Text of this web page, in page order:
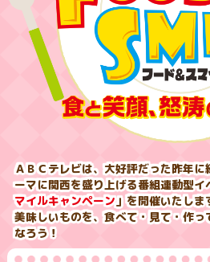
ＡＢＣテレビは、大好評だった昨年に
ーマに関西を盛り上げる番組連動型イ
マイルキャンペーン」を開催いたしま
美味しいものを、食べて・見て・作
なろう！